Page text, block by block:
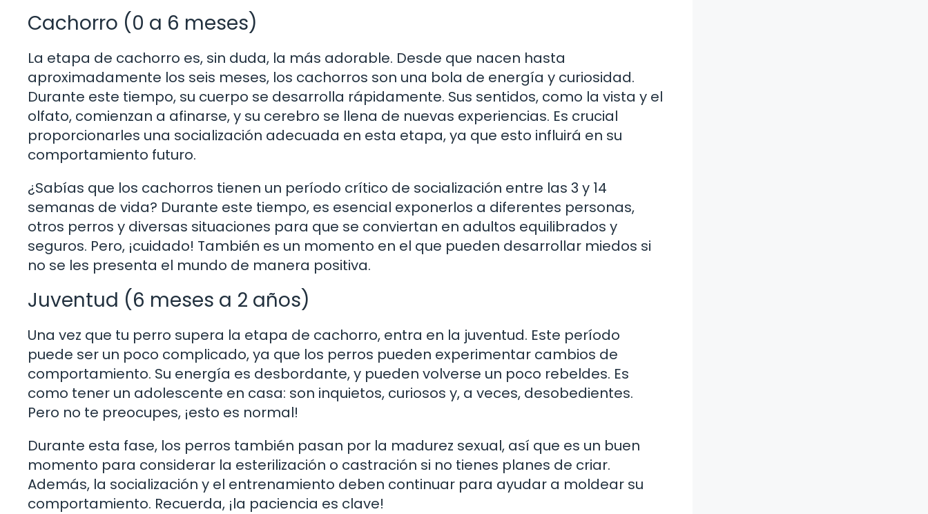
Cachorro (0 a 6 meses)
La etapa de cachorro es, sin duda, la más adorable. Desde que nacen hasta
aproximadamente los seis meses, los cachorros son una bola de energía y curiosidad.
Durante este tiempo, su cuerpo se desarrolla rápidamente. Sus sentidos, como la vista y el
olfato, comienzan a afinarse, y su cerebro se llena de nuevas experiencias. Es crucial
proporcionarles una socialización adecuada en esta etapa, ya que esto influirá en su
comportamiento futuro.
¿Sabías que los cachorros tienen un período crítico de socialización entre las 3 y 14
semanas de vida? Durante este tiempo, es esencial exponerlos a diferentes personas,
otros perros y diversas situaciones para que se conviertan en adultos equilibrados y
seguros. Pero, ¡cuidado! También es un momento en el que pueden desarrollar miedos si
no se les presenta el mundo de manera positiva.
Juventud (6 meses a 2 años)
Una vez que tu perro supera la etapa de cachorro, entra en la juventud. Este período
puede ser un poco complicado, ya que los perros pueden experimentar cambios de
comportamiento. Su energía es desbordante, y pueden volverse un poco rebeldes. Es
como tener un adolescente en casa: son inquietos, curiosos y, a veces, desobedientes.
Pero no te preocupes, ¡esto es normal!
Durante esta fase, los perros también pasan por la madurez sexual, así que es un buen
momento para considerar la esterilización o castración si no tienes planes de criar.
Además, la socialización y el entrenamiento deben continuar para ayudar a moldear su
comportamiento. Recuerda, ¡la paciencia es clave!